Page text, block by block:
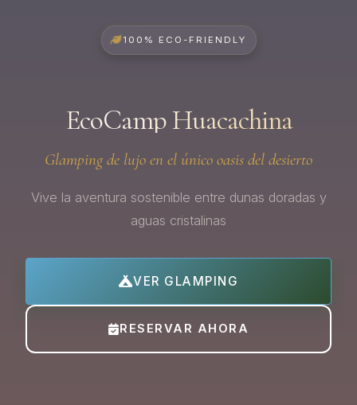
100% ECO-FRIENDLY
EcoCamp Huacachina
Glamping de lujo en el único oasis del desierto
Vive la aventura sostenible entre dunas doradas y
aguas cristalinas
VER GLAMPING
RESERVAR AHORA